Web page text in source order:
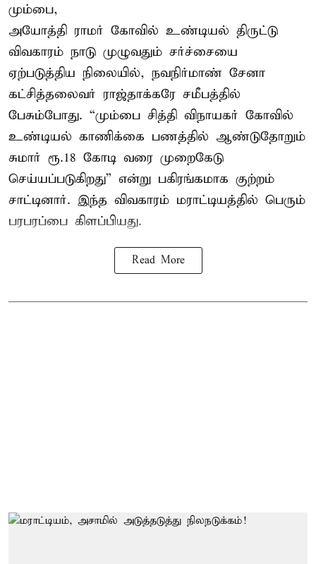
மும்பை,
அயோத்தி ராமர் கோவில் உண்டியல் திருட்டு
விவகாரம் நாடு முழுவதும் சர்ச்சையை
ஏற்படுத்திய நிலையில், நவநிர்மாண் சேனா
கட்சித்தலைவர் ராஜ்தாக்கரே சமீபத்தில்
பேசும்போது. “மும்பை சித்தி விநாயகர் கோவில்
உண்டியல் காணிக்கை பணத்தில் ஆண்டுதோறும்
சுமார் ரூ.18 கோடி வரை முறைகேடு
செய்யப்படுகிறது” என்று பகிரங்கமாக குற்றம்
சாட்டினார். இந்த விவகாரம் மராட்டியத்தில் பெரும்
பரபரப்பை கிளப்பியது.
Read More